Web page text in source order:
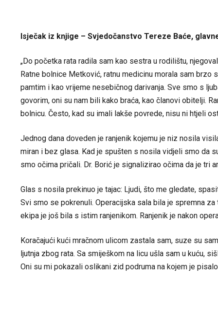
Isječak iz knjige – Svjedočanstvo Tereze Baće,
„Do početka rata radila sam kao sestra u rodilištu,
Ratne bolnice Metković, ratnu medicinu morala sam
pamtim i kao vrijeme nesebičnog darivanja. Sve smo s
govorim, oni su nam bili kako braća, kao članovi obitelji.
bolnicu. Često, kad su imali lakše povrede, nisu ni htjeli
Jednog dana doveden je ranjenik kojemu je niz nosila
miran i bez glasa. Kad je spušten s nosila vidjeli smo da
smo očima pričali. Dr. Borić je signalizirao očima da je tri
Glas s nosila prekinuo je tajac: Ljudi, što me gledate,
Svi smo se pokrenuli. Operacijska sala bila je spremna
ekipa je još bila s istim ranjenikom. Ranjenik je nakon
Koračajući kući mračnom ulicom zastala sam, suze su
ljutnja zbog rata. Sa smiješkom na licu ušla sam u kuću,
Oni su mi pokazali oslikani zid podruma na kojem je